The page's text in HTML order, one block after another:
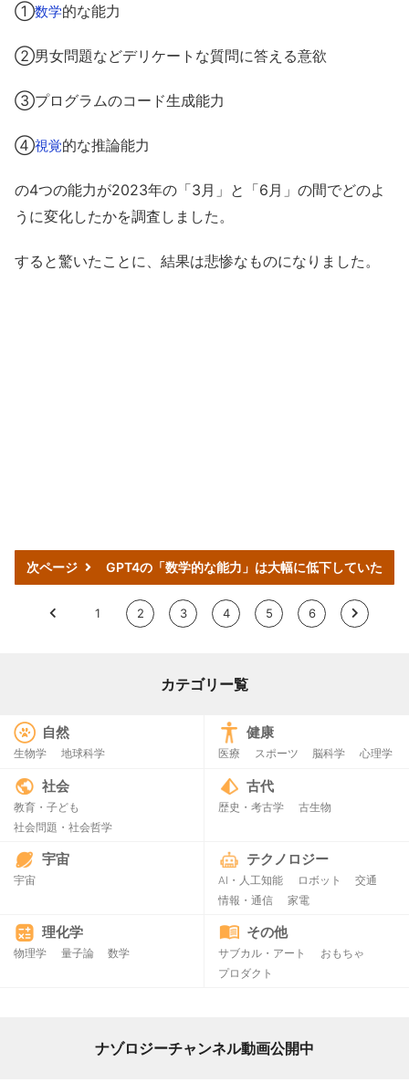
①数学的な能力
②男女問題などデリケートな質問に答える意欲
③プログラムのコード生成能力
④視覚的な推論能力
の4つの能力が2023年の「3月」と「6月」の間でどのよ
うに変化したかを調査しました。
すると驚いたことに、結果は悲惨なものになりました。
次ページ GPT4の「数学的な能力」は大幅に低下していた
< 1 2 3 4 5 6 >
カテゴリー覧
自然
生物学 地球科学
健康
医療 スポーツ 脳科学 心理学
社会
教育・子ども
社会問題・社会哲学
古代
歴史・考古学 古生物
宇宙
宇宙
テクノロジー
AI・人工知能 ロボット
交通
情報・通信
家電
理化学
物理学 量子論 数学
その他
サブカル・アート
おもちゃ
プロダクト
ナゾロジーチャンネル動画公開中